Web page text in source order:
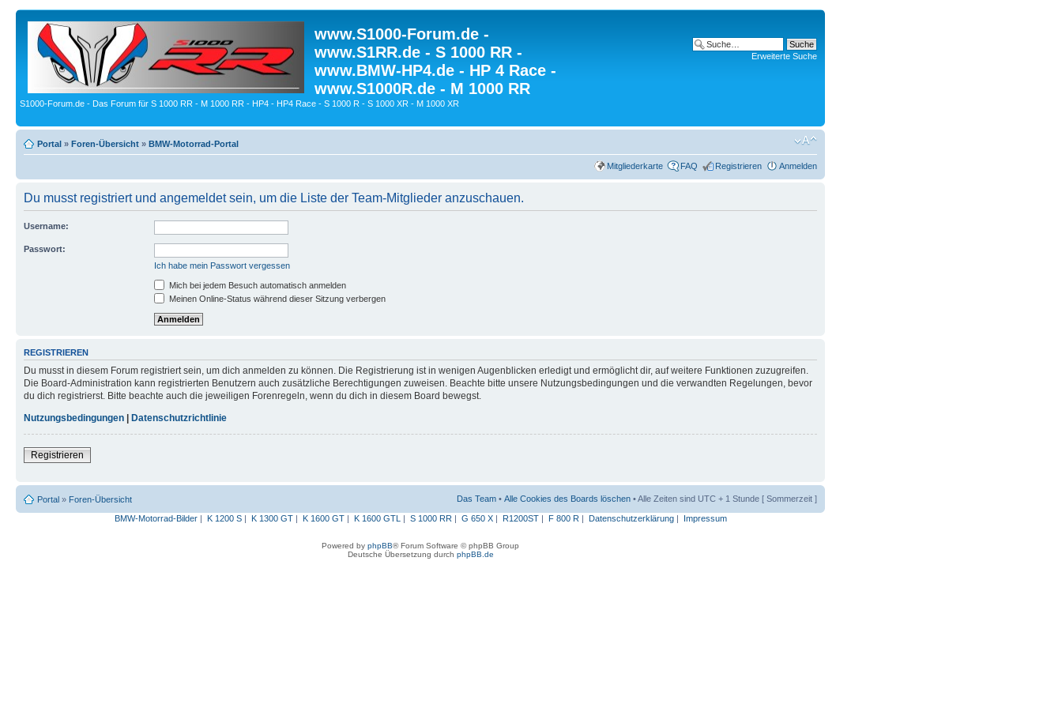
www.S1000-Forum.de -
www.S1RR.de - S 1000 RR -
www.BMW-HP4.de - HP 4 Race -
www.S1000R.de - M 1000 RR
S1000-Forum.de - Das Forum für S 1000 RR - M 1000 RR - HP4 - HP4 Race - S 1000 R - S 1000 XR - M 1000 XR
Erweiterte Suche
Portal » Foren-Übersicht » BMW-Motorrad-Portal
Mitgliederkarte FAQ Registrieren Anmelden
Du musst registriert und angemeldet sein, um die Liste der Team-Mitglieder anzuschauen.
Username:
Passwort:
Ich habe mein Passwort vergessen
Mich bei jedem Besuch automatisch anmelden
Meinen Online-Status während dieser Sitzung verbergen
REGISTRIEREN
Du musst in diesem Forum registriert sein, um dich anmelden zu können. Die Registrierung ist in wenigen Augenblicken erledigt und ermöglicht dir, auf weitere Funktionen zuzugreifen.
Die Board-Administration kann registrierten Benutzern auch zusätzliche Berechtigungen zuweisen. Beachte bitte unsere Nutzungsbedingungen und die verwandten Regelungen, bevor
du dich registrierst. Bitte beachte auch die jeweiligen Forenregeln, wenn du dich in diesem Board bewegst.
Nutzungsbedingungen
Datenschutzrichtlinie
Registrieren
Portal » Foren-Übersicht Das Team • Alle Cookies des Boards löschen • Alle Zeiten sind UTC + 1 Stunde [ Sommerzeit ]
BMW-Motorrad-Bilder| K 1200 S| K 1300 GT| K 1600 GT| K 1600 GTL | S 1000 RR | G 650 X| R1200ST| F 800 R | Datenschutzerklärung| Impressum
Powered by phpBB® Forum Software © phpBB Group
Deutsche Übersetzung durch phpBB.de